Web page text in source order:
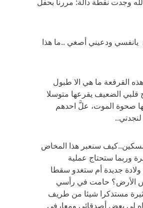
يانفسي ودعيني أصغي ..ما هذا
القرقعة ما هي الا طبول
قلبي الضعيف يقرعها متوسلا
صحوة الموت، علَّ احدهم
سنعبر هذا المخاض
وربما ستحتاج عملية
جديدة أم ستغدو سقطا
الأرض؟ حامت في رأسي
مستذكرا شيئا من طريف
لي بعض أصدقائي ومعارفي